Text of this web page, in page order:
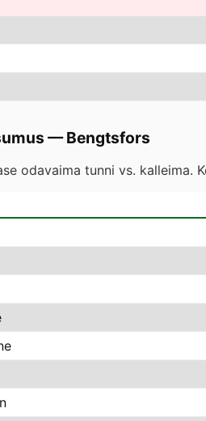
—Bengtsfors
odavaima tunni vs. kalleima.